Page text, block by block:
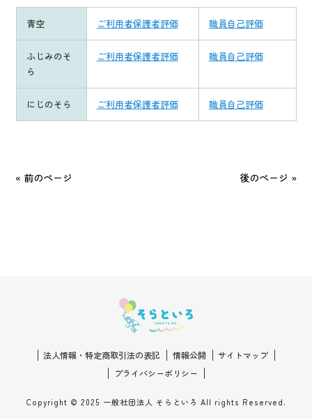
青空 ご利用者保護者評価 職員自己評価
ふじみのそ
ら
ご利用者保護者評価 職員自己評価
にじのそら ご利用者保護者評価 職員自己評価
« 前のページ 後のページ »
法人情報・特定商取引法の表記 情報公開
サイトマップ
プライバシーポリシー
Copyright © 2025 一般社団法人 そらといろ All rights Reserved.